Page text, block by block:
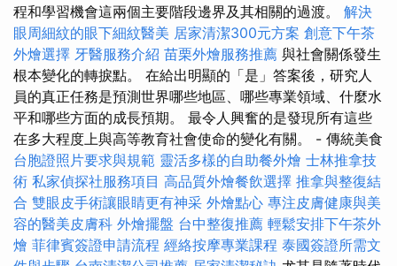
程和學習機會這兩個主要階段邊界及其相關的過渡。 解決
眼周細紋的眼下細紋醫美 居家清潔300元方案 創意下午茶
外燴選擇 牙醫服務介紹 苗栗外燴服務推薦 與社會關係發生
根本變化的轉捩點。 在給出明顯的「是」答案後，研究人
員的真正任務是預測世界哪些地區、哪些專業領域、什麼水
平和哪些方面的成長預期。 最令人興奮的是發現所有這些
在多大程度上與高等教育社會使命的變化有關。 - 傳統美食
台胞證照片要求與規範 靈活多樣的自助餐外燴 士林推拿技
術 私家偵探社服務項目 高品質外燴餐飲選擇 推拿與整復結
合 雙眼皮手術讓眼睛更有神采 外燴點心 專注皮膚健康與美
容的醫美皮膚科 外燴擺盤 台中整復推薦 輕鬆安排下午茶外
燴 菲律賓簽證申請流程 經絡按摩專業課程 泰國簽證所需文